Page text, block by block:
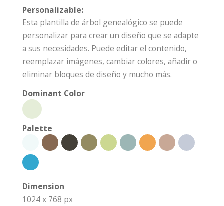
Personalizable:
Esta plantilla de árbol genealógico se puede
personalizar para crear un diseño que se adapte
a sus necesidades. Puede editar el contenido,
reemplazar imágenes, cambiar colores, añadir o
eliminar bloques de diseño y mucho más.
Dominant Color
Palette
Dimension
1024 x 768 px